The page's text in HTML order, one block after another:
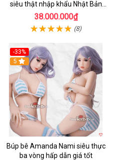
siêu thật nhập khẩu Nhật Bản
giá tốt
38.000.000₫
(8)
-33%
Hot
5
Búp bê Amanda Nami siêu thực
ba vòng hấp dẫn giá tốt